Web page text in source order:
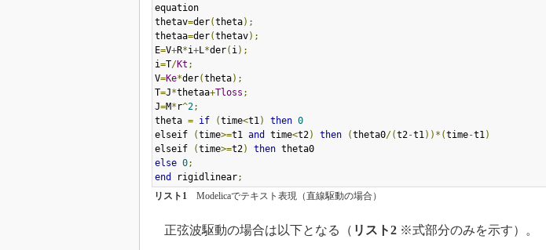
equation
thetav=der(theta);
thetaa=der(thetav);
E=V+R*i+L*der( i);
i=T/Kt ;
V=Ke*der(theta);
T=J*thetaa+Tloss ;
J=M* r^2;
theta = if (time<t1) then 0
elseif
(time>=t1 and time<t2) then (theta0/(t2-t1))*(time-t1)
elseif
(time>=t2) then
else 0;
end
rigidlinear;
リスト1 Modelicaでテキスト表現（直線駆動の場合）
正弦波駆動の場合は以下となる（ リスト2 ※式部分のみを示す）。